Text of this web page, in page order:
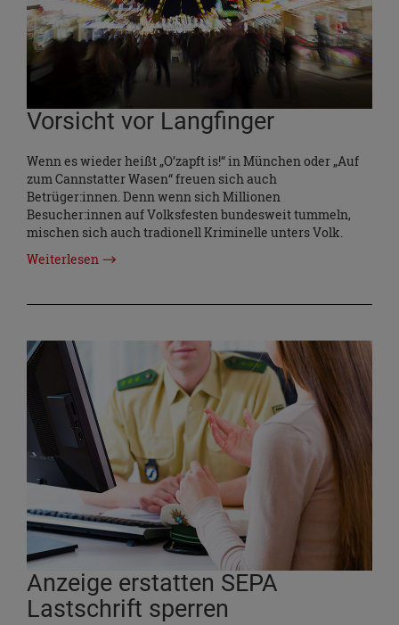
Vorsicht vor Langfinger
Wenn es wieder heißt „O’zapft is!“ in München oder „Auf
zum Cannstatter Wasen“ freuen sich auch
Betrüger:innen. Denn wenn sich Millionen
Besucher:innen auf Volksfesten bundesweit tummeln,
mischen sich auch tradionell Kriminelle unters Volk.
Weiterlesen
Anzeige erstatten SEPA
Lastschrift sperren